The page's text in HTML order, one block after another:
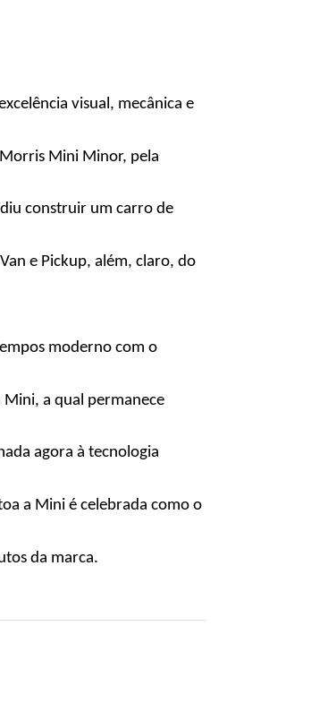
visual, mecânica e
Mini Minor, pela
construir um carro de
e Pickup, além, claro, do
moderno com o
Mini, a qual permanece
agora à tecnologia
a Mini é celebrada como o
da marca.